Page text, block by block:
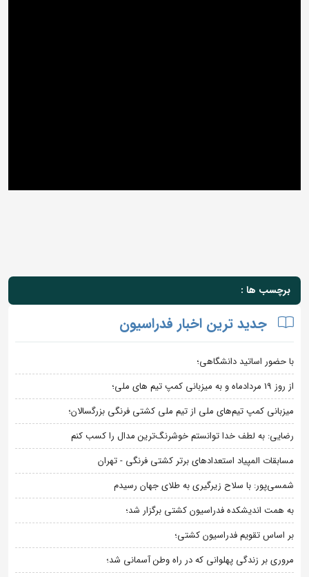
برچسب ها :
جدید ترین اخبار فدراسیون
با حضور اساتید دانشگاهی؛
از روز 19 مردادماه و به میزبانی کمپ تیم های ملی؛
میزبانی کمپ تیم‌های ملی از تیم ملی کشتی فرنگی بزرگسالان؛
رضایی: به لطف خدا توانستم خوشرنگ‌ترین مدال را کسب کنم
مسابقات المپیاد استعدادهای برتر کشتی فرنگی - تهران
شمسی‌پور: با سلاح زیرگیری به طلای جهان رسیدم
به همت اندیشکده فدراسیون کشتی برگزار شد؛
بر اساس تقویم فدراسیون کشتی؛
مروری بر زندگی پهلوانی که در راه وطن آسمانی شد؛